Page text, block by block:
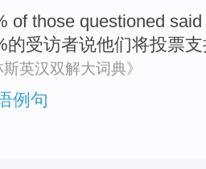
of those questioned said
的受访者说他们将投票
斯英汉双解大词典》
例句